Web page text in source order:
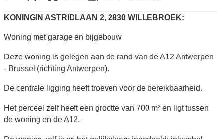
KONINGIN ASTRIDLAAN 2, 2830 WILLEBROEK:
Woning met garage en bijgebouw
Deze woning is gelegen aan de rand van de A12 Antwerpen
- Brussel (richting Antwerpen).
De centrale ligging heeft troeven voor de bereikbaarheid.
Het perceel zelf heeft een grootte van 700 m² en ligt tussen
de woning en de A12.